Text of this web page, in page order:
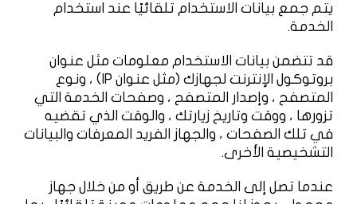
يتم جمع بيانات الاستخدام تلقائيًا عند استخدام
الخدمة.
قد تتضمن بيانات الاستخدام معلومات مثل عنوان
بروتوكول الإنترنت لجهازك (مثل عنوان IP) ، ونوع
المتصفح ، وإصدار المتصفح ، وصفحات الخدمة التي
تزورها ، ووقت وتاريخ زيارتك ، والوقت الذي تقضيه
في تلك الصفحات ، والجهاز الفريد المعرفات والبيانات
التشخيصية الأخرى.
عندما تصل إلى الخدمة عن طريق أو من خلال جهاز